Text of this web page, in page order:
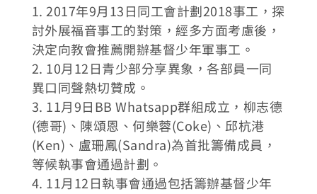
1. 2017年9月13日同工會計劃2018事工，探
討外展福音事工的對策，經多方面考慮後，
決定向教會推薦開辦基督少年軍事工。
2. 10月12日青少部分享異象，各部員一同
異口同聲熱切贊成。
3. 11月9日BB Whatsapp群組成立，柳志德
(德哥)、陳頌恩、何樂蓉(Coke)、邱杭港
(Ken)、盧珊鳳(Sandra)為首批籌備成員，
等候執事會通過計劃。
4. 11月12日執事會通過包括籌辦基督少年